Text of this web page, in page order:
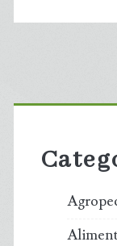
Sidebar